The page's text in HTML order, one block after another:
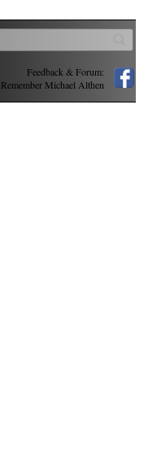
Feedback & Forum:
Remember Michael Althen